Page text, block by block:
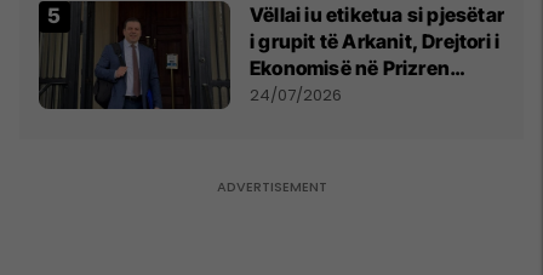
Vëllai iu etiketua si pjesëtar
i grupit të Arkanit, Drejtori i
Ekonomisë në Prizren
mohon pretendimet
24/07/2026